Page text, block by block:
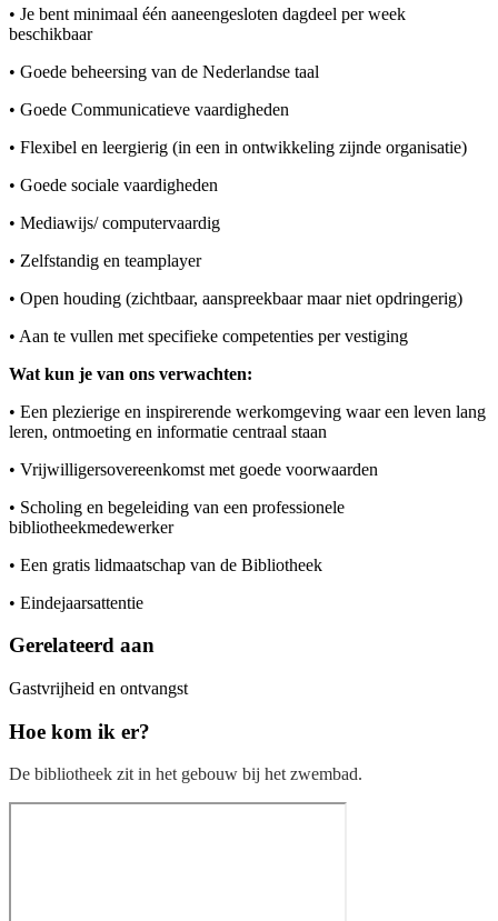
• Je bent minimaal één aaneengesloten dagdeel per week
beschikbaar
• Goede beheersing van de Nederlandse taal
• Goede Communicatieve vaardigheden
• Flexibel en leergierig (in een in ontwikkeling zijnde organisatie)
• Goede sociale vaardigheden
• Mediawijs/ computervaardig
• Zelfstandig en teamplayer
• Open houding (zichtbaar, aanspreekbaar maar niet opdringerig)
• Aan te vullen met specifieke competenties per vestiging
Wat kun je van ons verwachten:
• Een plezierige en inspirerende werkomgeving waar een leven lang
leren, ontmoeting en informatie centraal staan
• Vrijwilligersovereenkomst met goede voorwaarden
• Scholing en begeleiding van een professionele
bibliotheekmedewerker
• Een gratis lidmaatschap van de Bibliotheek
• Eindejaarsattentie
Gerelateerd aan
Gastvrijheid en ontvangst
Hoe kom ik er?
De bibliotheek zit in het gebouw bij het zwembad.